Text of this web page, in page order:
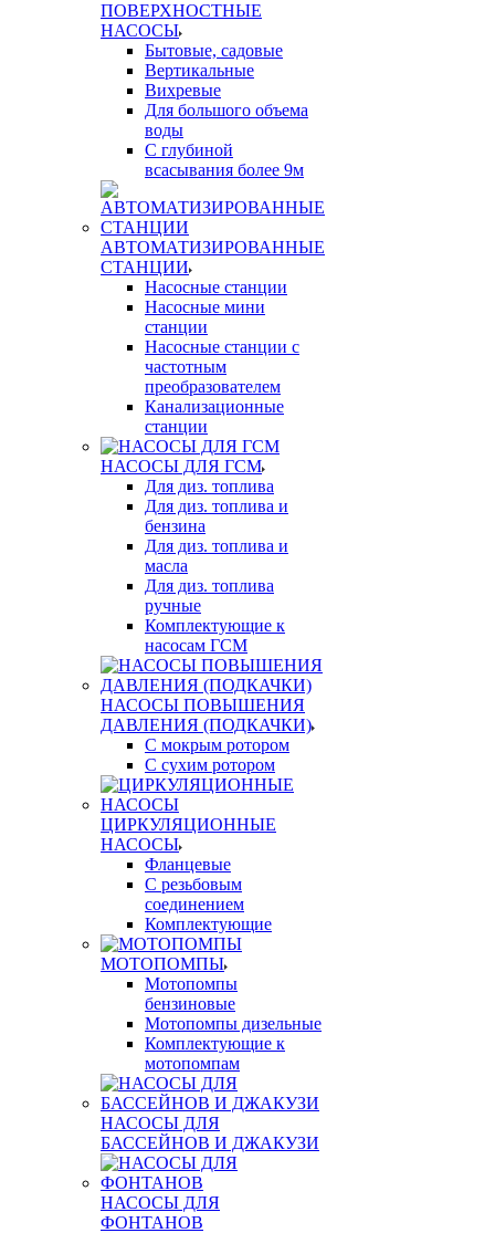
ПОВЕРХНОСТНЫЕ
НАСОСЫ
Бытовые, садовые
Вертикальные
Вихревые
Для большого объема
воды
С глубиной
всасывания более 9м
АВТОМАТИЗИРОВАННЫЕ
СТАНЦИИ
Насосные станции
Насосные мини
станции
Насосные станции с
частотным
преобразователем
Канализационные
станции
НАСОСЫ ДЛЯ ГСМ
Для диз. топлива
Для диз. топлива и
бензина
Для диз. топлива и
масла
Для диз. топлива
ручные
Комплектующие к
насосам ГСМ
НАСОСЫ ПОВЫШЕНИЯ
ДАВЛЕНИЯ (ПОДКАЧКИ)
С мокрым ротором
С сухим ротором
ЦИРКУЛЯЦИОННЫЕ
НАСОСЫ
Фланцевые
С резьбовым
соединением
Комплектующие
МОТОПОМПЫ
Мотопомпы
бензиновые
Мотопомпы дизельные
Комплектующие к
мотопомпам
НАСОСЫ ДЛЯ
БАССЕЙНОВ И ДЖАКУЗИ
НАСОСЫ ДЛЯ
ФОНТАНОВ